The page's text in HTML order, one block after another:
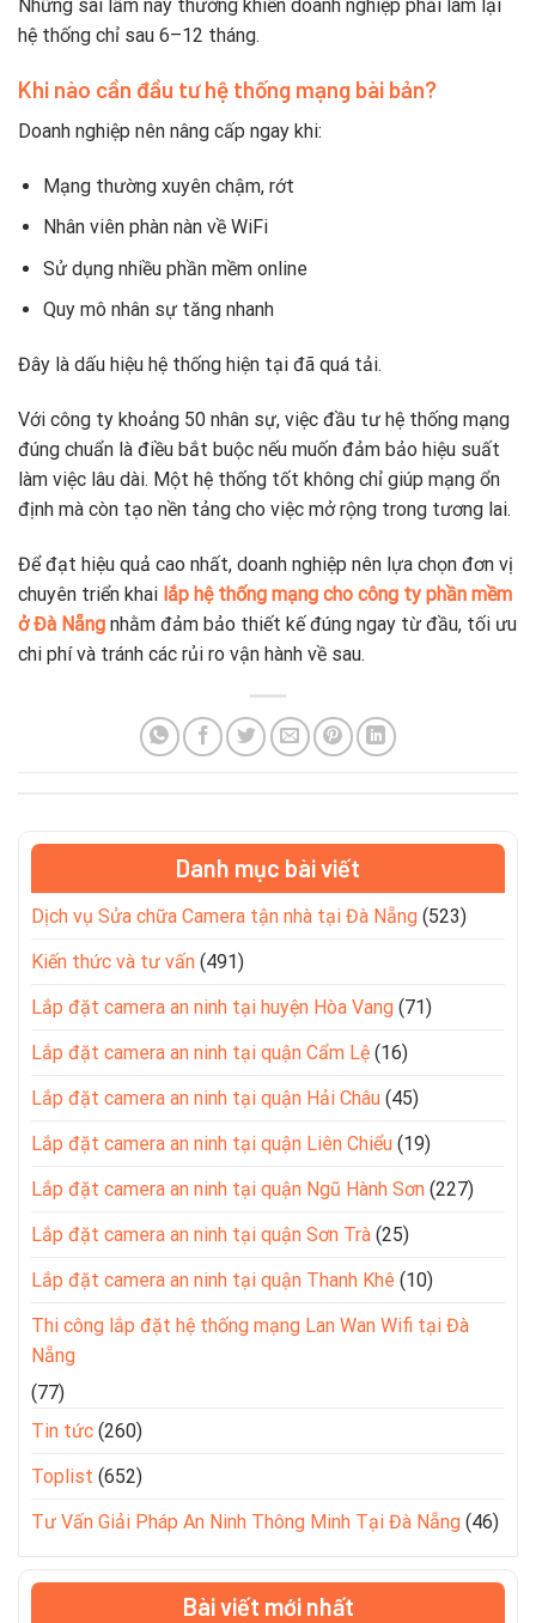
Những sai lầm này thường khiến doanh nghiệp phải làm lại
hệ thống chỉ sau 6–12 tháng.
Khi nào cần đầu tư hệ thống mạng bài bản?
Doanh nghiệp nên nâng cấp ngay khi:
Mạng thường xuyên chậm, rớt
Nhân viên phàn nàn về WiFi
Sử dụng nhiều phần mềm online
Quy mô nhân sự tăng nhanh
Đây là dấu hiệu hệ thống hiện tại đã quá tải.
Với công ty khoảng 50 nhân sự, việc đầu tư hệ thống mạng
đúng chuẩn là điều bắt buộc nếu muốn đảm bảo hiệu suất
làm việc lâu dài. Một hệ thống tốt không chỉ giúp mạng ổn
định mà còn tạo nền tảng cho việc mở rộng trong tương lai.
Để đạt hiệu quả cao nhất, doanh nghiệp nên lựa chọn đơn vị
chuyên triển khai lắp hệ thống mạng cho công ty phần mềm
ở Đà Nẵng nhằm đảm bảo thiết kế đúng ngay từ đầu, tối ưu
chi phí và tránh các rủi ro vận hành về sau.
Danh mục bài viết
Dịch vụ Sửa chữa Camera tận nhà tại Đà Nẵng (523)
Kiến thức và tư vấn (491)
Lắp đặt camera an ninh tại huyện Hòa Vang (71)
Lắp đặt camera an ninh tại quận Cẩm Lệ (16)
Lắp đặt camera an ninh tại quận Hải Châu (45)
Lắp đặt camera an ninh tại quận Liên Chiểu (19)
Lắp đặt camera an ninh tại quận Ngũ Hành Sơn (227)
Lắp đặt camera an ninh tại quận Sơn Trà (25)
Lắp đặt camera an ninh tại quận Thanh Khê (10)
Thi công lắp đặt hệ thống mạng Lan Wan Wifi tại Đà
Nẵng
(77)
Tin tức (260)
Toplist (652)
Tư Vấn Giải Pháp An Ninh Thông Minh Tại Đà Nẵng (46)
Bài viết mới nhất